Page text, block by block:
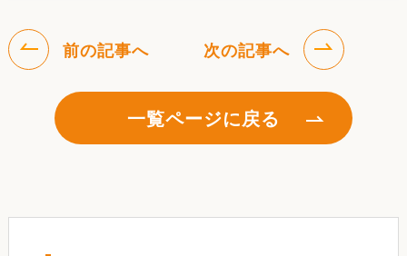
前の記事へ
一覧ページに戻る
次の記事へ